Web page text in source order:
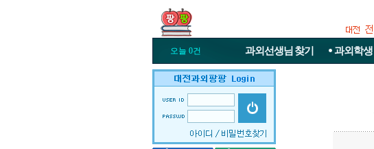
오늘 0건 과외선생님 찾기 과외학생